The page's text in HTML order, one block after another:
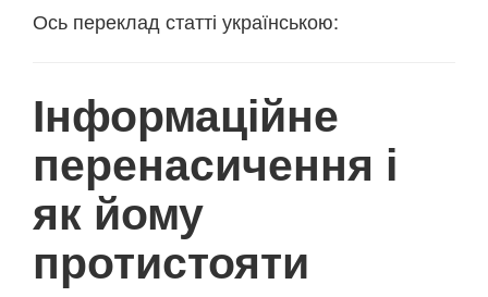
Ось переклад статті українською:
Інформаційне
перенасичення і
як йому
протистояти